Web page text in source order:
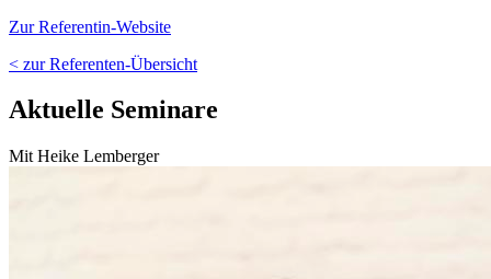
Zur Referentin-Website
< zur Referenten-Übersicht
Aktuelle Seminare
Mit Heike Lemberger